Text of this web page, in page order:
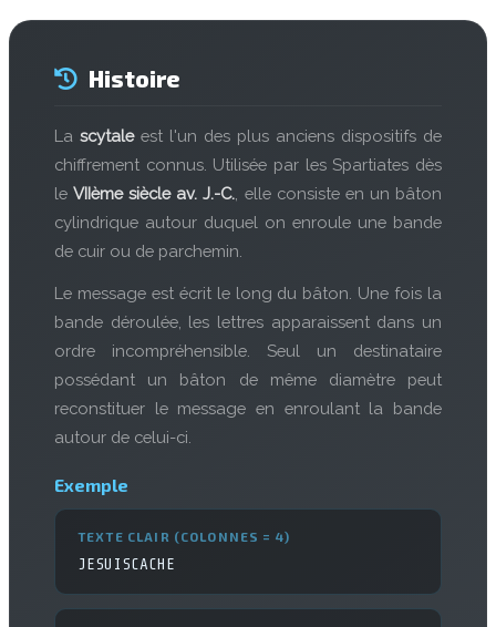
Histoire
La scytaleest l'un des plus anciens dispositifs de
chiffrement connus. Utilisée par les Spartiates dès
leVIIème siècle av. J.-C. , elle consiste en un bâton
cylindrique autour duquel on enroule une bande
de cuir ou de parchemin.
Le message est écrit le long du bâton. Une fois la
bande déroulée, les lettres apparaissent dans un
ordre incompréhensible. Seul un destinataire
possédant un bâton de même diamètre peut
reconstituer le message en enroulant la bande
autour de celui-ci.
Exemple
TEXTE CLAIR (COLONNES = 4)
JESUISCACHE